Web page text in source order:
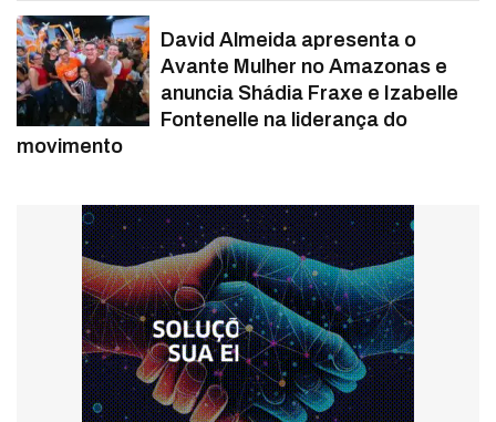
David Almeida apresenta o
Avante Mulher no Amazonas e
anuncia Shádia Fraxe e Izabelle
Fontenelle na liderança do
movimento